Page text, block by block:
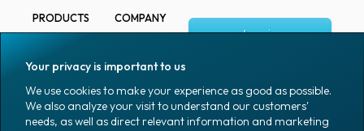
PRODUCTS
Marking
Packaging
Packaging
accessories
COMPANY
Media
Coworkers
Job & career
Log in
Sign up
Your privacy is important to us
We use cookies to make your experience as good as possible.
We also analyze your visit to understand our customers'
needs, as well as direct relevant information and marketing